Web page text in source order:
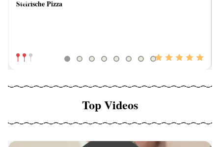
Steirische Pizza
Previous
Top Videos